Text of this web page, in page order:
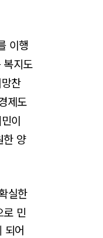
이행
복지도
찬
제도
이
한 양
실한
로 민
되어